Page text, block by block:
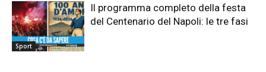
Sport
Il programma completo della festa
del Centenario del Napoli: le tre fasi